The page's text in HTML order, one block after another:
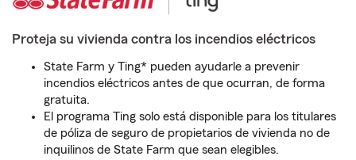
Proteja su vivienda contra los incendios eléctricos
State Farm y Ting* pueden ayudarle a prevenir
incendios eléctricos antes de que ocurran, de forma
gratuita.
El programa Ting solo está disponible para los titulares
de póliza de seguro de propietarios de vivienda no de
inquilinos de State Farm que sean elegibles.